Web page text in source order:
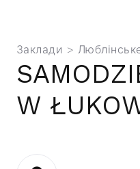
Заклади >
W